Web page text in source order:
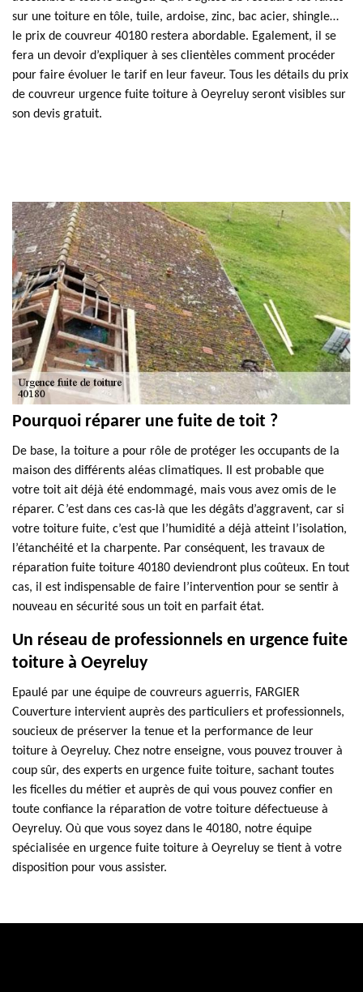
sur une toiture en tôle, tuile, ardoise, zinc, bac acier, shingle…
le prix de couvreur 40180 restera abordable. Egalement, il se
fera un devoir d’expliquer à ses clientèles comment procéder
pour faire évoluer le tarif en leur faveur. Tous les détails du prix
de couvreur urgence fuite toiture à Oeyreluy seront visibles sur
son devis gratuit.
Pourquoi réparer une fuite de toit ?
De base, la toiture a pour rôle de protéger les occupants de la
maison des différents aléas climatiques. Il est probable que
votre toit ait déjà été endommagé, mais vous avez omis de le
réparer. C’est dans ces cas-là que les dégâts d’aggravent, car si
votre toiture fuite, c’est que l’humidité a déjà atteint l’isolation,
l’étanchéité et la charpente. Par conséquent, les travaux de
réparation fuite toiture 40180 deviendront plus coûteux. En tout
cas, il est indispensable de faire l’intervention pour se sentir à
nouveau en sécurité sous un toit en parfait état.
Un réseau de professionnels en urgence fuite
toiture à Oeyreluy
Epaulé par une équipe de couvreurs aguerris, FARGIER
Couverture intervient auprès des particuliers et professionnels,
soucieux de préserver la tenue et la performance de leur
toiture à Oeyreluy. Chez notre enseigne, vous pouvez trouver à
coup sûr, des experts en urgence fuite toiture, sachant toutes
les ficelles du métier et auprès de qui vous pouvez confier en
toute confiance la réparation de votre toiture défectueuse à
Oeyreluy. Où que vous soyez dans le 40180, notre équipe
spécialisée en urgence fuite toiture à Oeyreluy se tient à votre
disposition pour vous assister.